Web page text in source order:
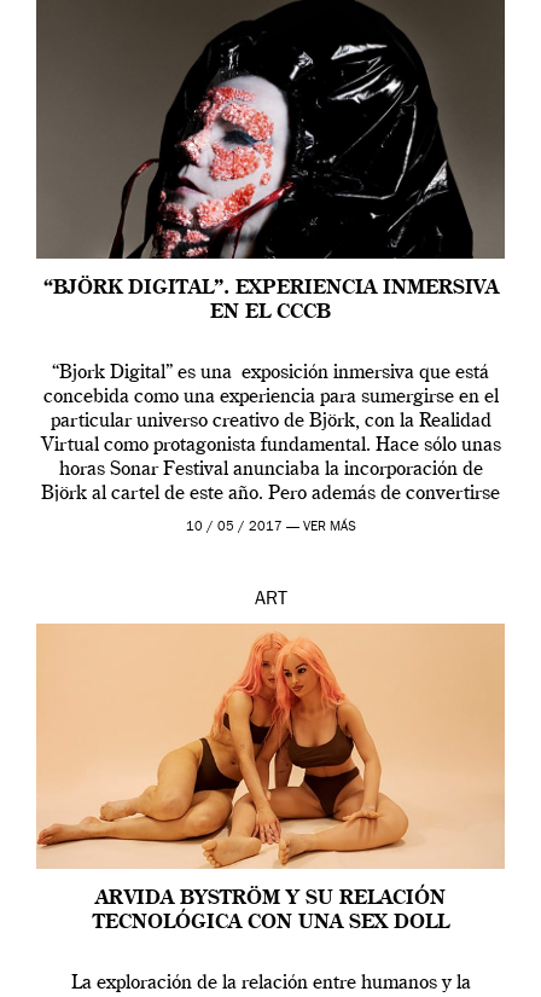
“BJÖRK DIGITAL”. EXPERIENCIA INMERSIVA
EN EL CCCB
“Bjork Digital” es una exposición inmersiva que está
concebida como una experiencia para sumergirse en el
particular universo creativo de Björk, con la Realidad
Virtual como protagonista fundamental. Hace sólo unas
horas Sonar Festival anunciaba la incorporación de
Björk al cartel de este año. Pero además de convertirse
en una de las actuaciones más relevantes […]
10 / 05 / 2017 — VER MÁS
ART
ARVIDA BYSTRÖM Y SU RELACIÓN
TECNOLÓGICA CON UNA SEX DOLL
La exploración de la relación entre humanos y la